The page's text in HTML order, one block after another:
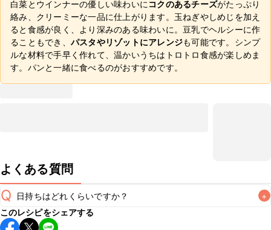
白菜とウインナーの優しい味わいに コクのあるチーズがたっぷり
絡み、クリーミーな一品に仕上がります。玉ねぎやしめじを加え
ると食感が良く、より深みのある味わいに。豆乳でヘルシーに作
ることもでき、 パスタやリゾットにアレンジも可能です。シンプ
ルな材料で手早く作れて、温かいうちはトロトロ食感が楽しめま
す。パンと一緒に食べるのがおすすめです。
よくある質問
Q 日持ちはどれくらいですか？ +
保存期間は冷蔵で翌日中が目安です。なるべくお早めにお召
このレシピをシェアする